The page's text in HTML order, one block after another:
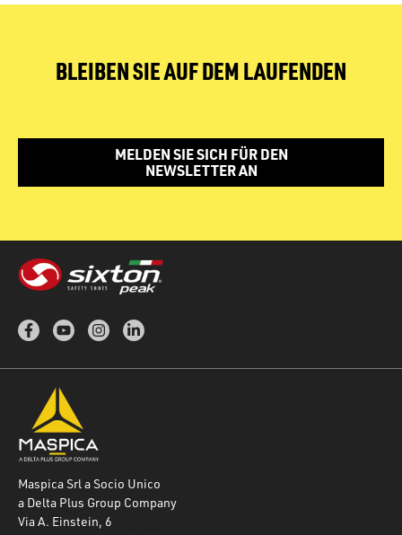
BLEIBEN SIE AUF DEM LAUFENDEN
MELDEN SIE SICH FÜR DEN
NEWSLETTER AN
Maspica Srl a Socio Unico
a Delta Plus Group Company
Via A. Einstein, 6